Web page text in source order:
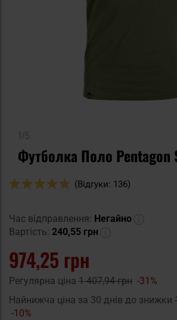
Футболка Поло Pentagon
Оцінка:
(Відгуки: 136)
Час відправлення: Негайно
Вартість: 240,55 грн
974,25 грн
Регулярна ціна 1 407,94 грн -31%
Найнижча ціна за 30 днів до знижки
-10%